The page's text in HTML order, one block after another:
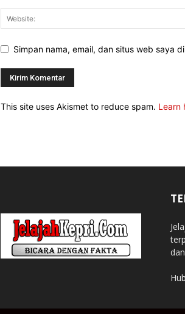
Simpan nama, email, dan situs web saya
This site uses Akismet to reduce spam. Learn